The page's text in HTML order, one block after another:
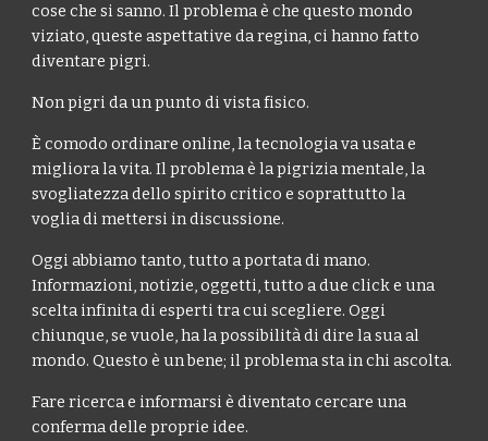
cose che si sanno. Il problema è che questo mondo
viziato, queste aspettative da regina, ci hanno fatto
diventare pigri.
Non pigri da un punto di vista fisico.
È comodo ordinare online, la tecnologia va usata e
migliora la vita. Il problema è la pigrizia mentale, la
svogliatezza dello spirito critico e soprattutto la
voglia di mettersi in discussione.
Oggi abbiamo tanto, tutto a portata di mano.
Informazioni, notizie, oggetti, tutto a due click e una
scelta infinita di esperti tra cui scegliere. Oggi
chiunque, se vuole, ha la possibilità di dire la sua al
mondo. Questo è un bene; il problema sta in chi ascolta.
Fare ricerca e informarsi è diventato cercare una
conferma delle proprie idee.